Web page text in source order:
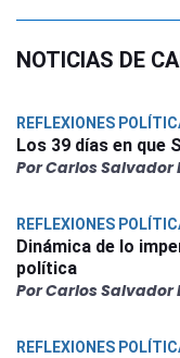
NOTICIAS DE
REFLEXIONES
Los 39 días en que
Por Carlos Salvador
REFLEXIONES
Dinámica de lo
política
Por Carlos Salvador
REFLEXIONES